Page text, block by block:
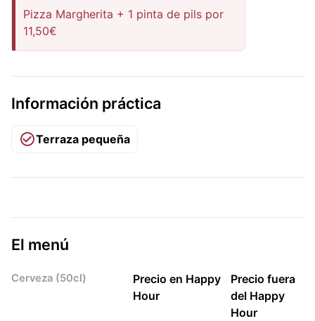
Pizza Margherita + 1 pinta de pils por
11,50€
Información práctica
Terraza pequeña
El menú
Cerveza (50cl)
Precio en Happy
Hour
Precio fuera
del Happy
Hour